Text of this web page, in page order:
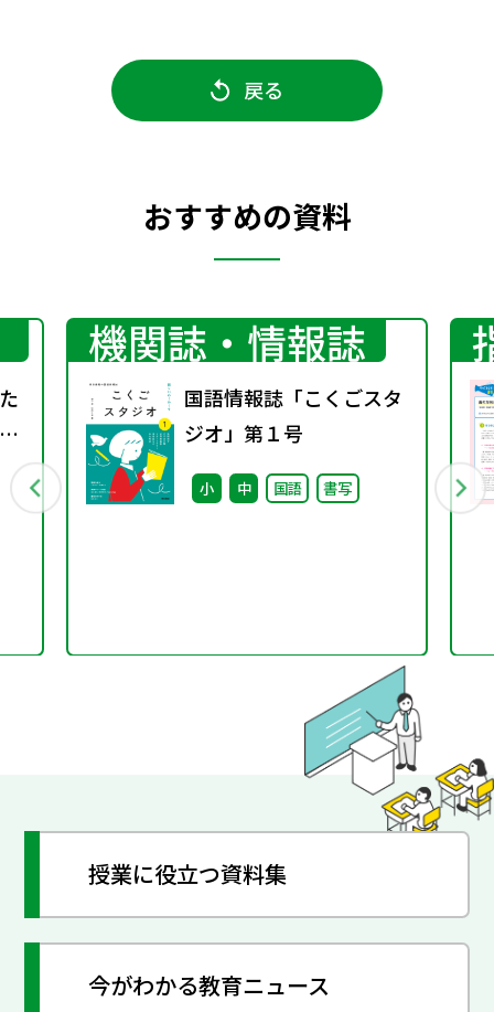
戻る
おすすめの資料
機関誌・情報誌
国語情報誌「こくごスタ
ジオ」第１号
小 中 国語 書写
授業に役立つ資料集
今がわかる教育ニュース